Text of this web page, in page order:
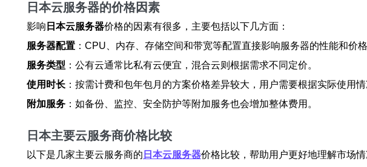
日本云服务器的价格因素
影响 日本云服务器价格的因素有很多，主要包括以下几方面：
服务器配置 ：CPU、内存、存储空间和带宽等配置直接影响服务器的性能和价格
服务类型 ：公有云通常比私有云便宜，混合云则根据需求不同定价。
使用时长 ：按需计费和包年包月的方案价格差异较大，用户需要根据实际使用
附加服务 ：如备份、监控、安全防护等附加服务也会增加整体费用。
日本主要云服务商价格比较
以下是几家主要云服务商的 日本云服务器价格比较，帮助用户更好地理解市场情